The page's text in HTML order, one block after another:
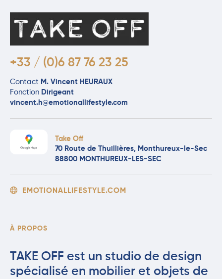
+33 / (0)6 87 76 23 25
Contact M. Vincent HEURAUX
Fonction Dirigeant
vincent.h@emotionallifestyle.com
Take Off
70 Route de Thuillières, Monthureux-le-Sec
88800 MONTHUREUX-LES-SEC
EMOTIONALLIFESTYLE.COM
À PROPOS
TAKE OFF est un studio de design
spécialisé en mobilier et objets de